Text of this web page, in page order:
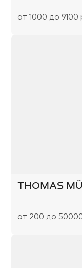
от 1000 до 9100
THOMAS
от 200 до